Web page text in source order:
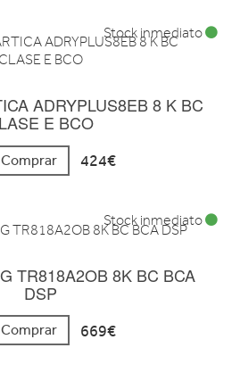
ADRYPLUS8EB 8 K BC
E BCO
Comprar 424€
Stock inmediato
TR818A2OB 8K BC BCA
DSP
Comprar 669€
Stock inmediato